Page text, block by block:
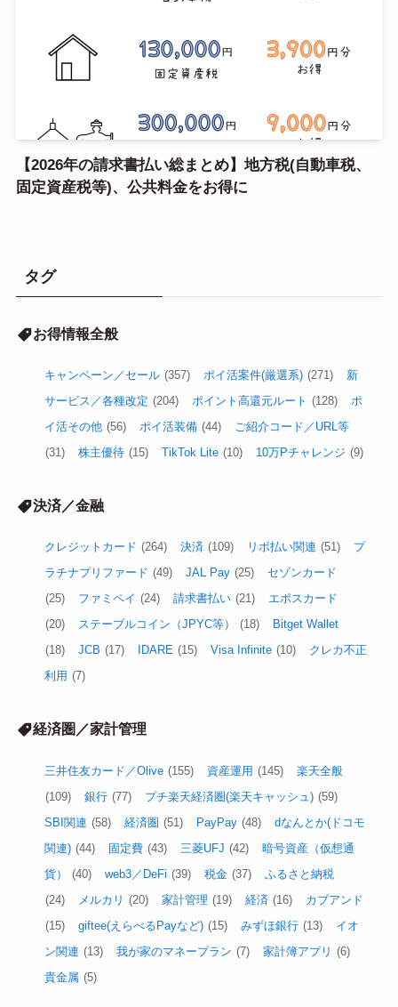
【2026年の請求書払い総まとめ】地方税(自動車税、
固定資産税等)、公共料金をお得に
タグ
お得情報全般
キャンペーン／セール (357) ポイ活案件(厳選系) (271)
新
サービス／各種改定 (204) ポイント高還元ルート (128)
ポ
イ活その他 (56) ポイ活装備 (44)
ご紹介コード／URL等
(31)
株主優待 (15) TikTok Lite (10) 10万Pチャレンジ (9)
決済／金融
クレジットカード (264) 決済 (109) リボ払い関連 (51)
プ
ラチナプリファード (49) JAL Pay (25)
セゾンカード
(25)
ファミペイ (24) 請求書払い (21)
エポスカード
(20)
ステーブルコイン（JPYC等） (18)
Bitget Wallet
(18)
JCB (17) IDARE (15) Visa Infinite (10)
クレカ不正
利用 (7)
経済圏／家計管理
三井住友カード／Olive (155) 資産運用 (145)
楽天全般
(109)
銀行 (77) プチ楽天経済圏(楽天キャッシュ) (59)
SBI関連 (58) 経済圏 (51) PayPay (48)
dなんとか(ドコモ
関連) (44) 固定費 (43) 三菱UFJ (42)
暗号資産（仮想通
貨）
(40) web3／DeFi (39) 税金 (37)
ふるさと納税
(24)
メルカリ (20) 家計管理 (19) 経済 (16)
カブアンド
(15)
giftee(えらべるPayなど) (15) みずほ銀行 (13)
イオ
ン関連 (13) 我が家のマネープラン (7) 家計簿アプリ (6)
貴金属 (5)